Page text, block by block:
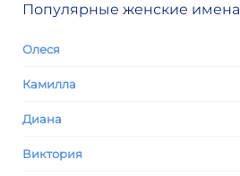
Популярные женские имена
Олеся
Камилла
Диана
Виктория